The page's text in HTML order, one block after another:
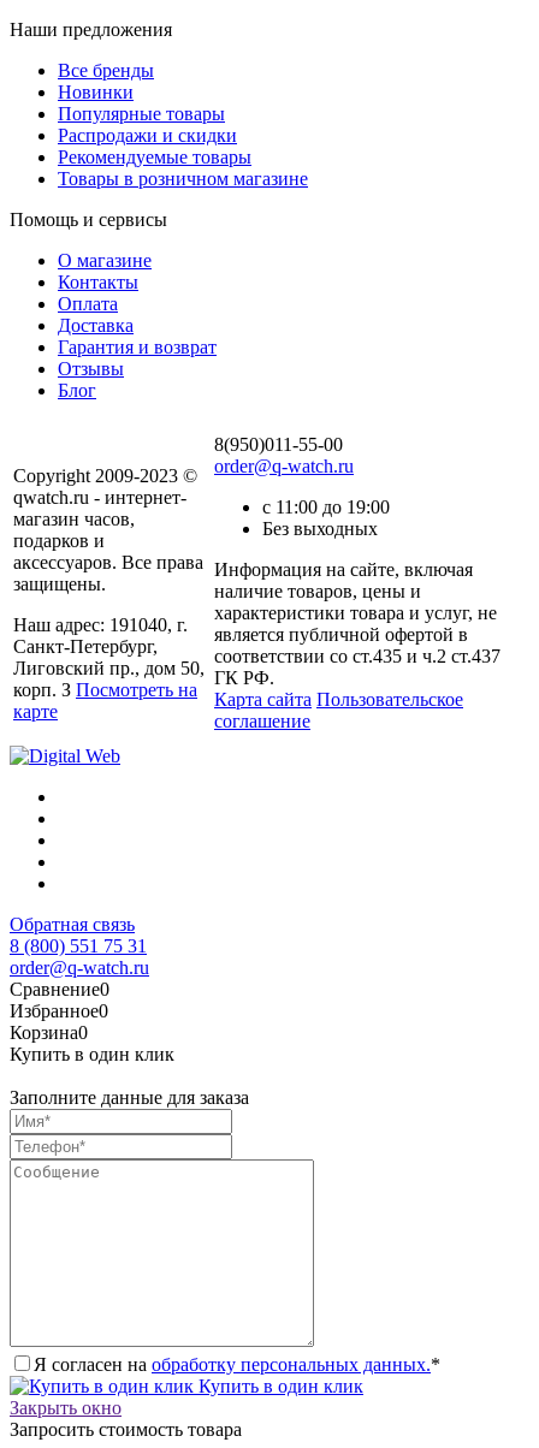
Наши предложения
Все бренды
Новинки
Популярные товары
Распродажи и скидки
Рекомендуемые товары
Товары в розничном магазине
Помощь и сервисы
О магазине
Контакты
Оплата
Доставка
Гарантия и возврат
Отзывы
Блог
Copyright 2009-2023 ©
qwatch.ru - интернет-
магазин часов,
подарков и
аксессуаров. Все права
защищены.
Наш адрес: 191040, г.
Санкт-Петербург,
Лиговский пр., дом 50,
корп. З Посмотреть на
карте
8(950)011-55-00
order@q-watch.ru
с 11:00 до 19:00
Без выходных
Информация на сайте, включая
наличие товаров, цены и
характеристики товара и услуг, не
является публичной офертой в
соответствии со ст.435 и ч.2 ст.437
ГК РФ.
Карта сайта Пользовательское
соглашение
Обратная связь
8 (800) 551 75 31
order@q-watch.ru
Сравнение0
Избранное0
Корзина0
Купить в один клик
Заполните данные для заказа
Я согласен на обработку персональных данных.*
Купить в один клик
Закрыть окно
Запросить стоимость товара